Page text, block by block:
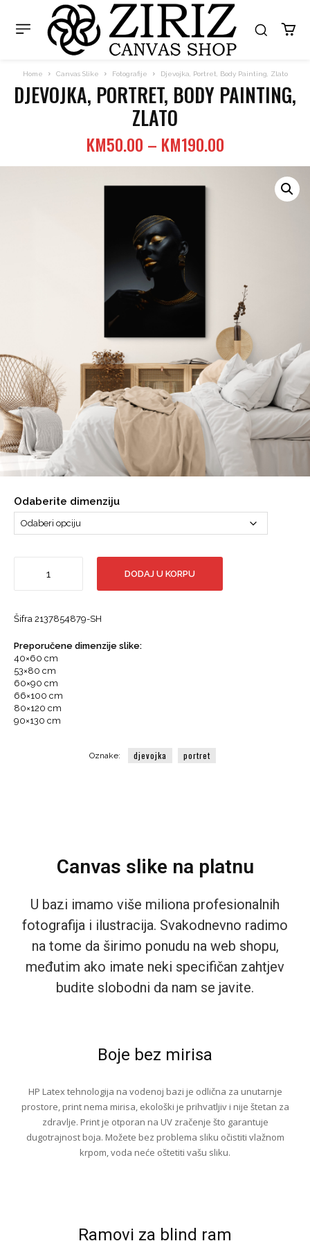
Home Canvas Slike Fotografije Djevojka, Portret, Body Painting, Zlato
DJEVOJKA, PORTRET, BODY PAINTING,
ZLATO
KM50.00 – KM190.00Price
range:
KM50.00
KM190.00
Odaberite dimenziju
Portret,
Zlato
DODAJ U KORPU
Šifra 2137854879-SH
Preporučene dimenzije slike:
40×60 cm
53×80 cm
60×90 cm
66×100 cm
80×120 cm
90×130 cm
Oznake: djevojka portret
Canvas slike na platnu
U bazi imamo više miliona profesionalnih
fotografija i ilustracija. Svakodnevno radimo
na tome da širimo ponudu na web shopu,
međutim ako imate neki specifičan zahtjev
budite slobodni da nam se javite.
Boje bez mirisa
HP Latex tehnologija na vodenoj bazi je odlična za unutarnje
prostore, print nema mirisa, ekološki je prihvatljiv i nije štetan za
zdravlje. Print je otporan na UV zračenje što garantuje
dugotrajnost boja. Možete bez problema sliku očistiti vlažnom
krpom, voda neće oštetiti vašu sliku.
Ramovi za blind ram